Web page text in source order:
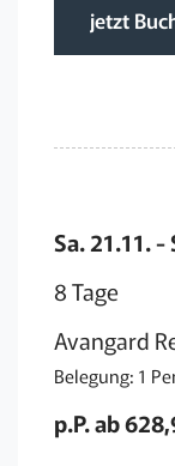
jetzt
Sa. 21.11.
8 Tage
Avangard
Belegung: 1
p.P. ab